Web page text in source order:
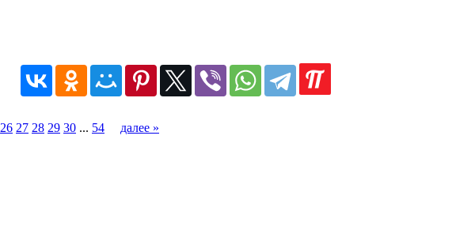
26 27 28 29 30 ... 54 далее »